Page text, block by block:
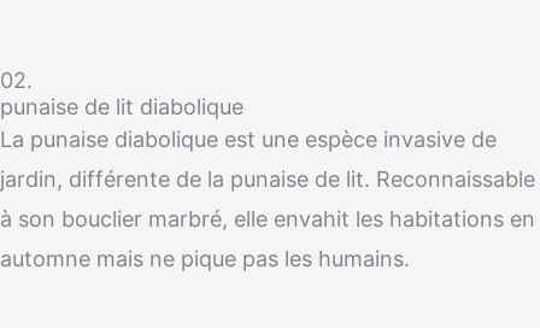
02.
punaise de lit diabolique
La punaise diabolique est une espèce invasive de
jardin, différente de la punaise de lit. Reconnaissable
à son bouclier marbré, elle envahit les habitations en
automne mais ne pique pas les humains.